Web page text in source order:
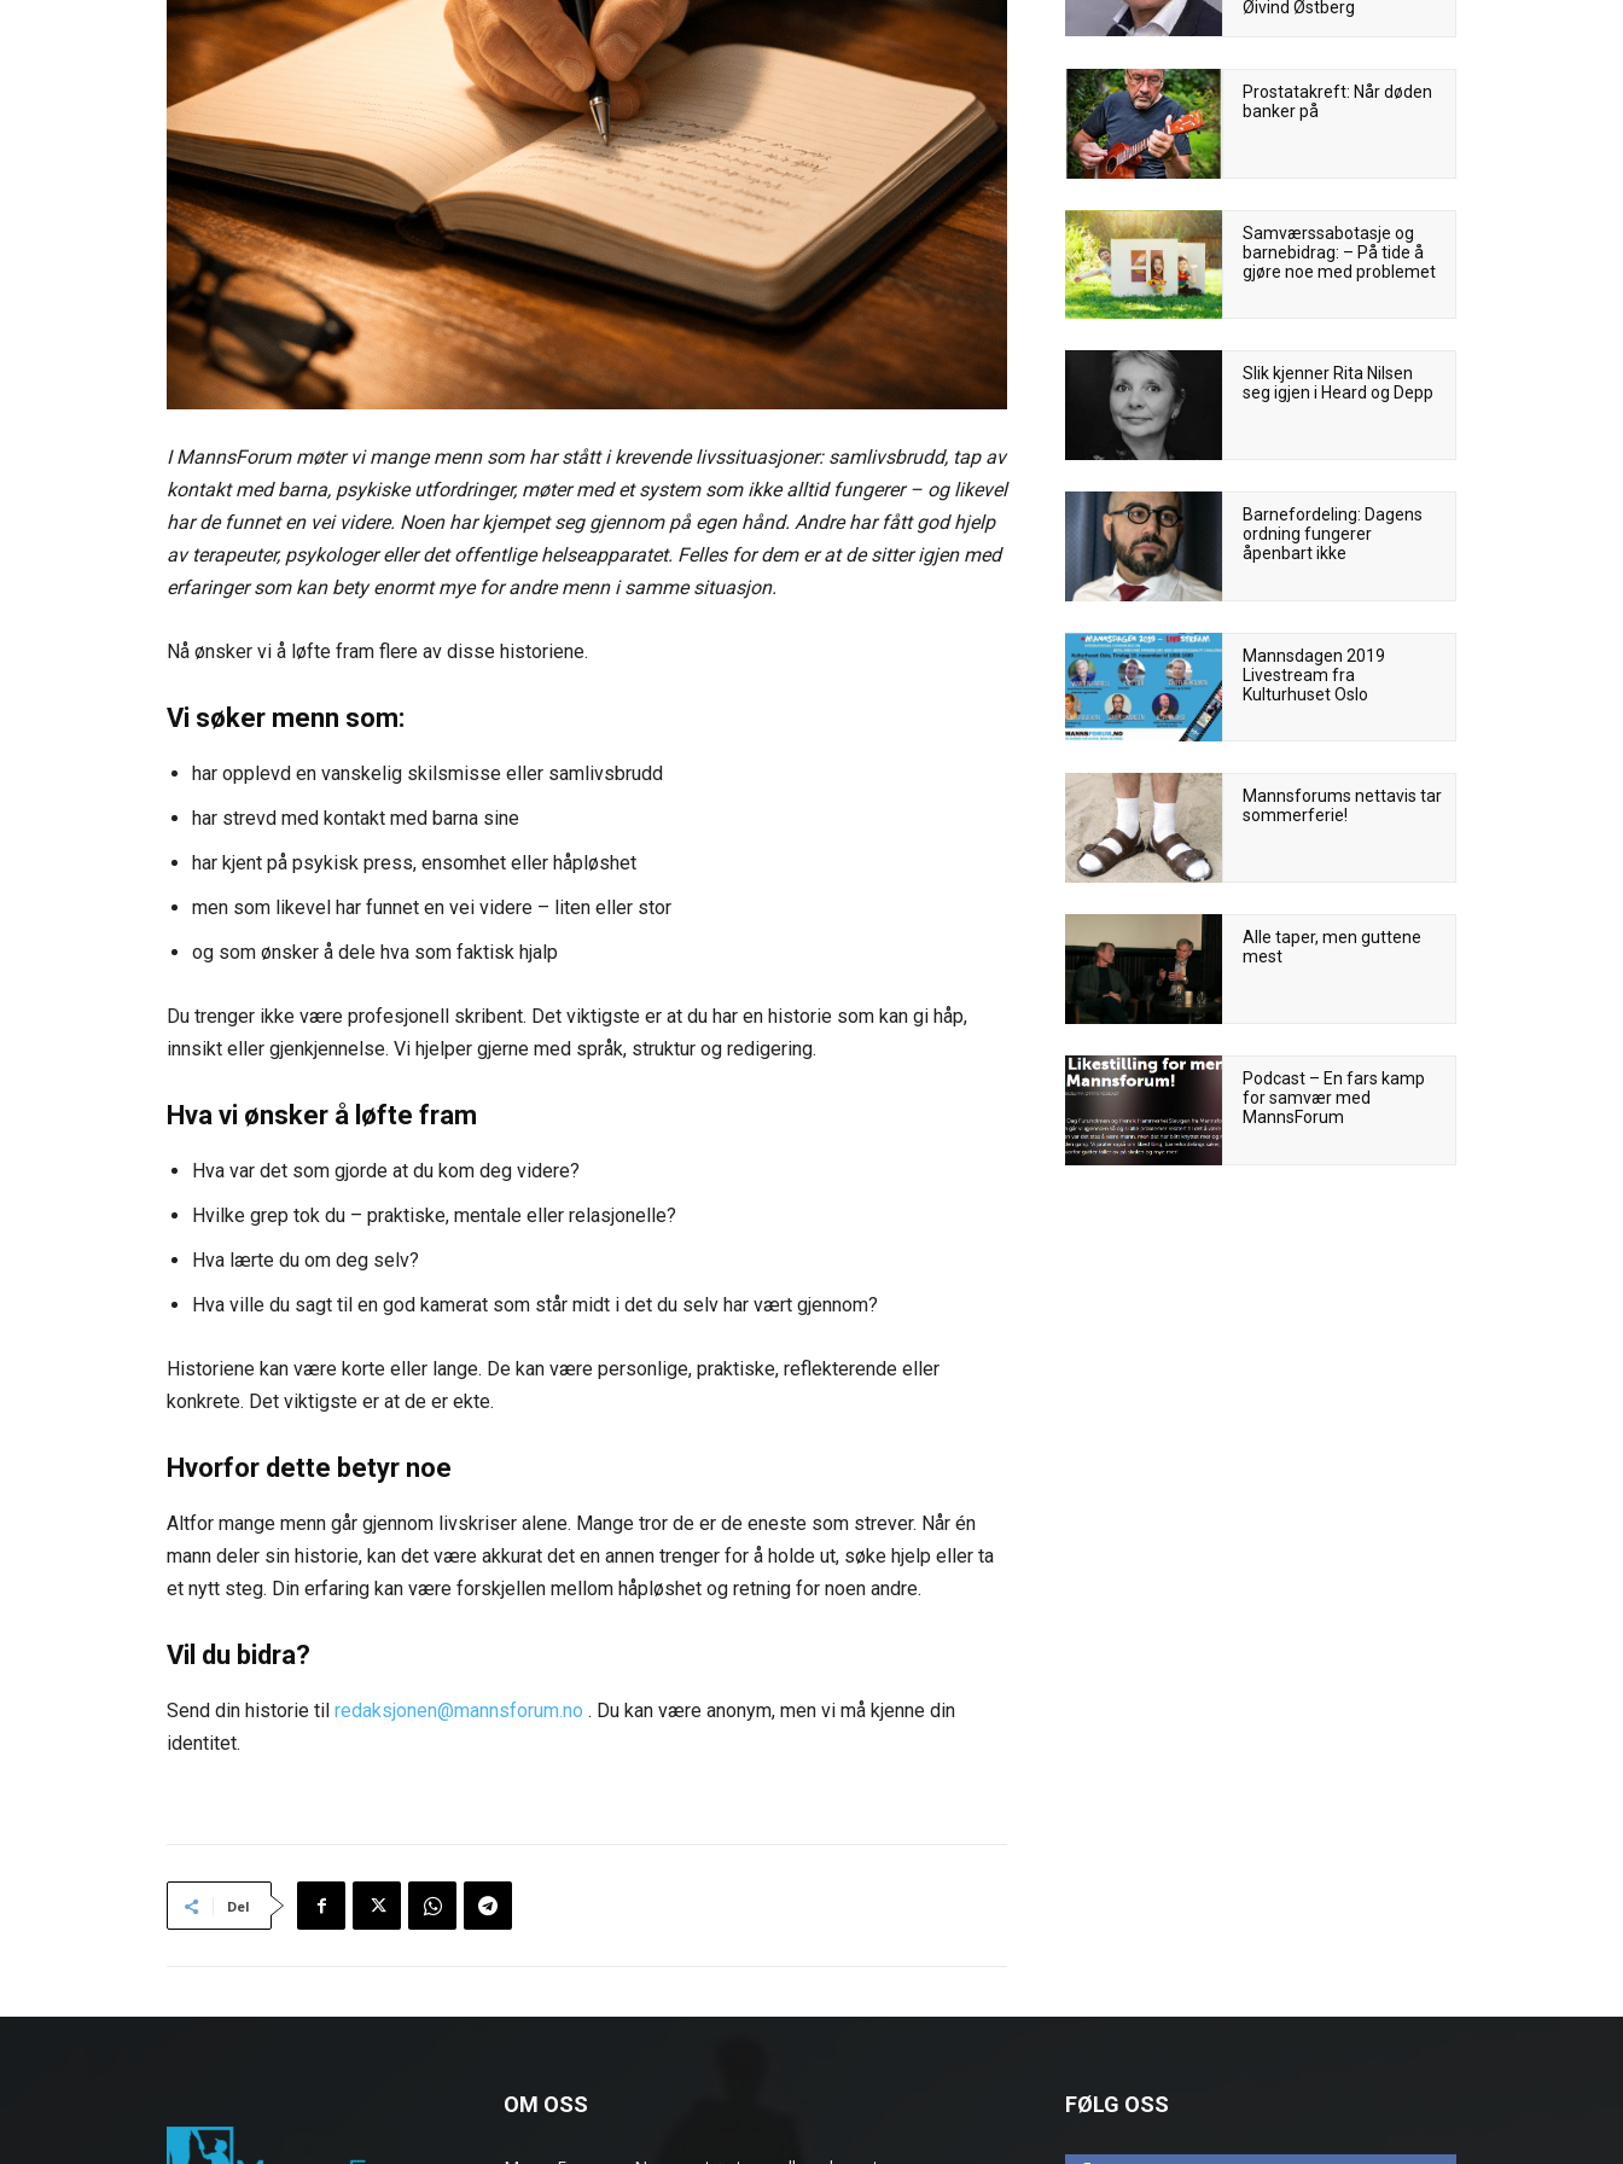
I MannsForum møter vi mange menn som har stått i krevende livssituasjoner: samlivsbrudd, tap av
kontakt med barna, psykiske utfordringer, møter med et system som ikke alltid fungerer – og likevel
har de funnet en vei videre. Noen har kjempet seg gjennom på egen hånd. Andre har fått god hjelp
av terapeuter, psykologer eller det offentlige helseapparatet. Felles for dem er at de sitter igjen med
erfaringer som kan bety enormt mye for andre menn i samme situasjon.
Nå ønsker vi å løfte fram flere av disse historiene.
Vi søker menn som:
har opplevd en vanskelig skilsmisse eller samlivsbrudd
har strevd med kontakt med barna sine
har kjent på psykisk press, ensomhet eller håpløshet
men som likevel har funnet en vei videre – liten eller stor
og som ønsker å dele hva som faktisk hjalp
Du trenger ikke være profesjonell skribent. Det viktigste er at du har en historie som kan gi håp,
innsikt eller gjenkjennelse. Vi hjelper gjerne med språk, struktur og redigering.
Hva vi ønsker å løfte fram
Hva var det som gjorde at du kom deg videre?
Hvilke grep tok du – praktiske, mentale eller relasjonelle?
Hva lærte du om deg selv?
Hva ville du sagt til en god kamerat som står midt i det du selv har vært gjennom?
Historiene kan være korte eller lange. De kan være personlige, praktiske, reflekterende eller
konkrete. Det viktigste er at de er ekte.
Hvorfor dette betyr noe
Altfor mange menn går gjennom livskriser alene. Mange tror de er de eneste som strever. Når én
mann deler sin historie, kan det være akkurat det en annen trenger for å holde ut, søke hjelp eller ta
et nytt steg. Din erfaring kan være forskjellen mellom håpløshet og retning for noen andre.
Vil du bidra?
Send din historie til redaksjonen@mannsforum.no . Du kan være anonym, men vi må kjenne din
identitet.
Del
Øivind Østberg
Prostatakreft: Når døden
banker på
Samværssabotasje og
barnebidrag: – På tide å
gjøre noe med problemet
Slik kjenner Rita Nilsen
seg igjen i Heard og Depp
Barnefordeling: Dagens
ordning fungerer
åpenbart ikke
Mannsdagen 2019
Livestream fra
Kulturhuset Oslo
Mannsforums nettavis tar
sommerferie!
Alle taper, men guttene
mest
Podcast – En fars kamp
for samvær med
MannsForum
OM OSS FØLG OSS